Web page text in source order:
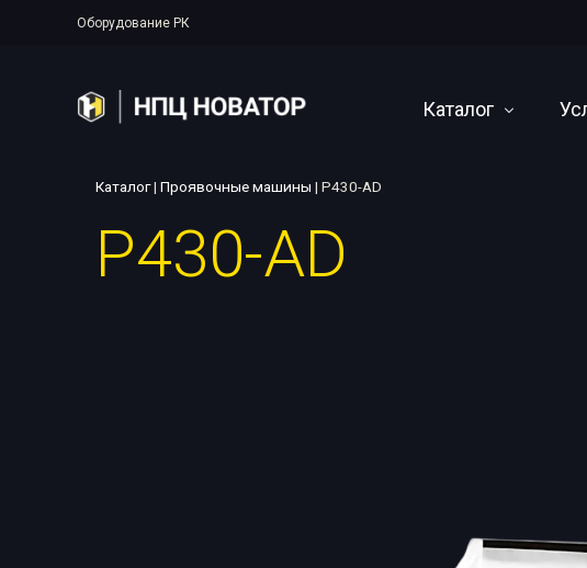
Оборудование РК
Каталог
Каталог| Проявочные машины | P430-AD
P430-AD